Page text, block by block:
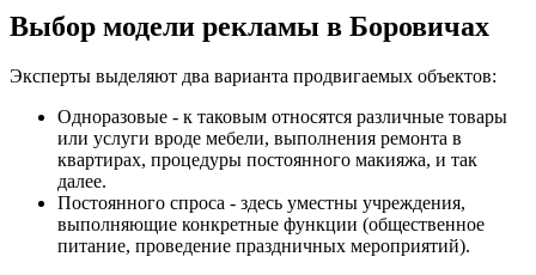
Выбор модели рекламы в Боровичах
Эксперты выделяют два варианта продвигаемых объектов:
Одноразовые - к таковым относятся различные товары
или услуги вроде мебели, выполнения ремонта в
квартирах, процедуры постоянного макияжа, и так
далее.
Постоянного спроса - здесь уместны учреждения,
выполняющие конкретные функции (общественное
питание, проведение праздничных мероприятий).